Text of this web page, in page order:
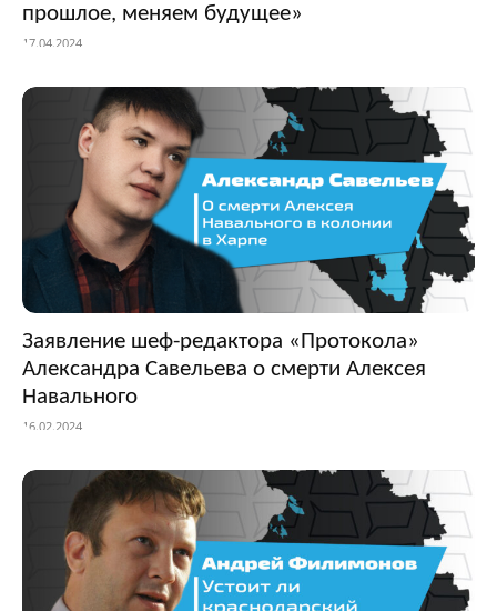
прошлое, меняем будущее»
17.04.2024
Заявление шеф-редактора «Протокола»
Александра Савельева о смерти Алексея
Навального
16.02.2024